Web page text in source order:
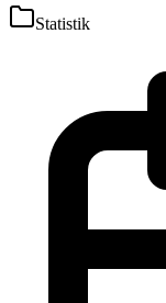
Statistik